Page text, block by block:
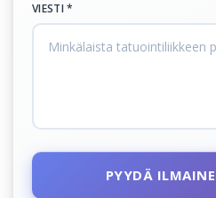
VIESTI *
PYYDÄ